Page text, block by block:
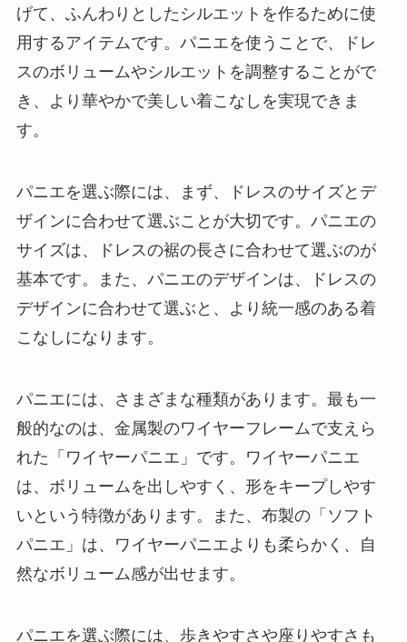
げて、ふんわりとしたシルエットを作るために使
用するアイテムです。 パニエを使うことで、ドレ
スのボリュームやシルエットを調整することがで
き、より華やかで美しい着こなしを実現できま
す。
パニエを選ぶ際には、まず、ドレスのサイズとデ
ザインに合わせて選ぶことが大切です。 パニエの
サイズは、ドレスの裾の長さに合わせて選ぶのが
基本です。また、パニエのデザインは、ドレスの
デザインに合わせて選ぶと、より統一感のある着
こなしになります。
パニエには、さまざまな種類があります。 最も一
般的なのは、金属製のワイヤーフレームで支えら
れた「ワイヤーパニエ」です。ワイヤーパニエ
は、ボリュームを出しやすく、形をキープしやす
いという特徴があります。また、布製の「ソフト
パニエ」は、ワイヤーパニエよりも柔らかく、自
然なボリューム感が出せます。
パニエを選ぶ際には、歩きやすさや座りやすさも